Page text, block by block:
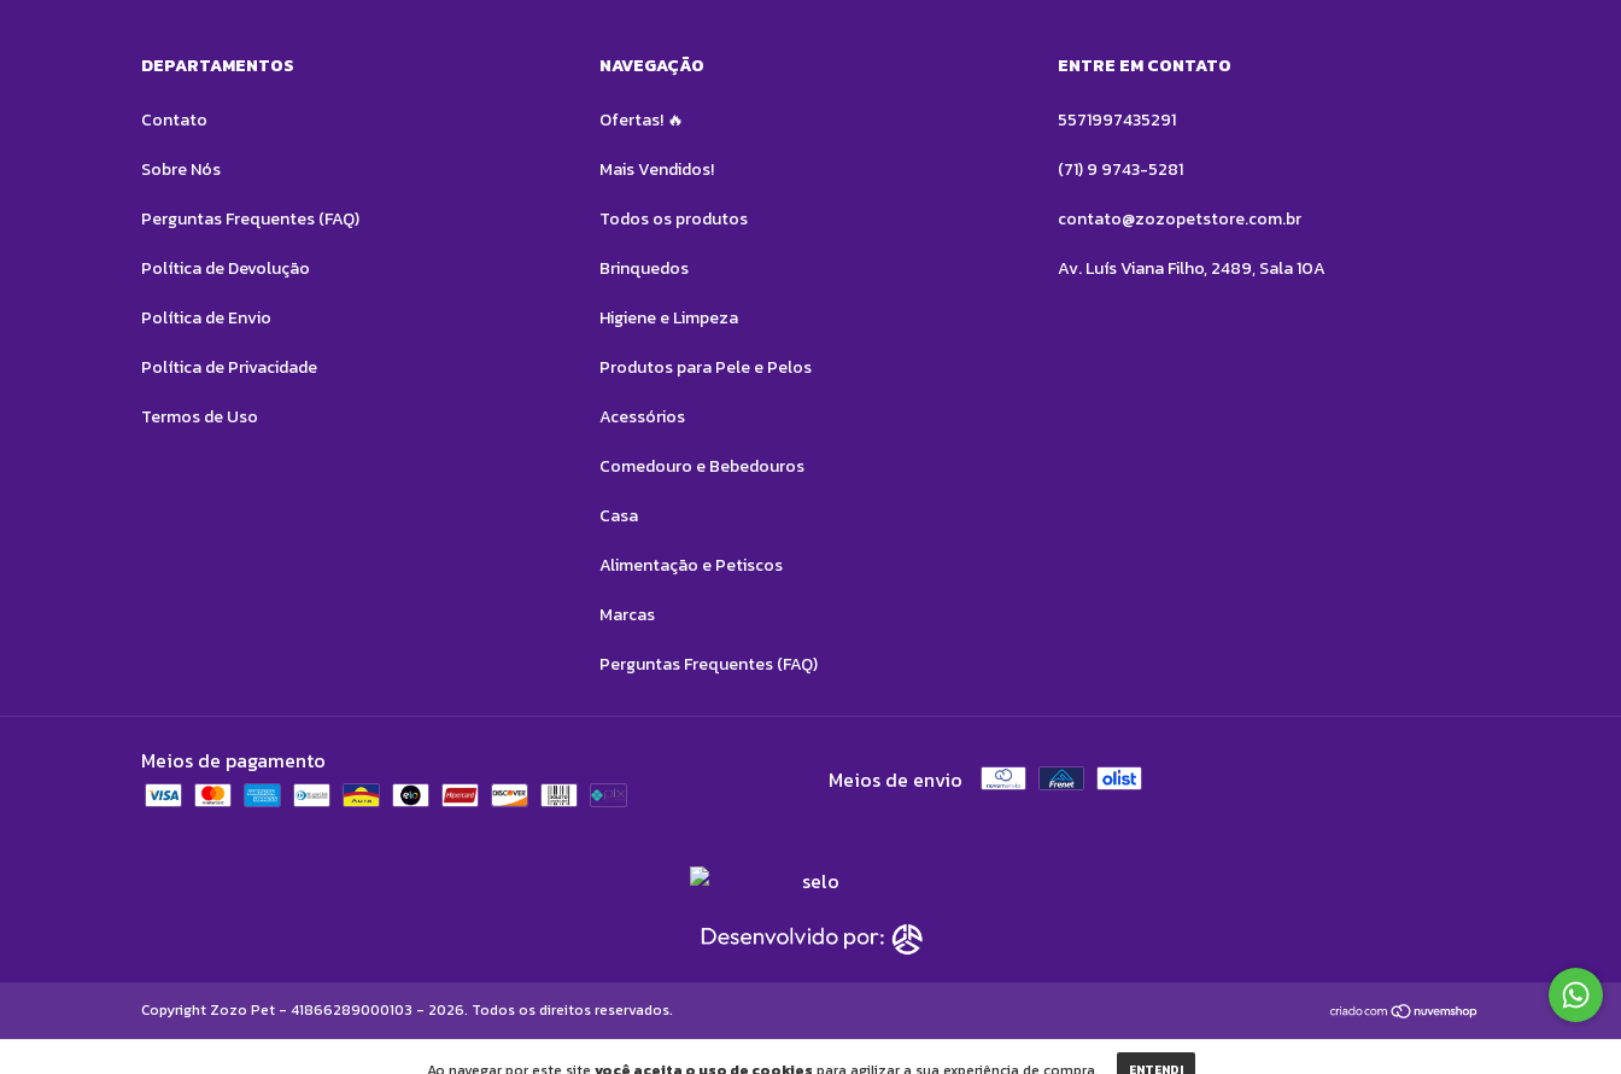
ENTENDI
DEPARTAMENTOS
Contato
Sobre Nós
Perguntas Frequentes (FAQ)
Política de Devolução
Política de Envio
Política de Privacidade
Termos de Uso
NAVEGAÇÃO
Ofertas! 🔥
Mais Vendidos!
Todos os produtos
Brinquedos
Higiene e Limpeza
Produtos para Pele e Pelos
Acessórios
Comedouro e Bebedouros
Casa
Alimentação e Petiscos
Marcas
Perguntas Frequentes (FAQ)
ENTRE EM CONTATO
5571997435291
(71) 9 9743-5281
contato@zozopetstore.com.br
Av. Luís Viana Filho, 2489, Sala 10A
Meios de pagamento
Meios de envio
Copyright Zozo Pet - 41866289000103 - 2026. Todos os direitos reservados.